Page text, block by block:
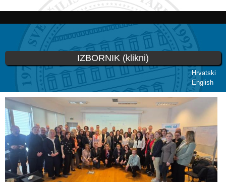
Skoči
glavni
sadržaj
Hrvatski
English
IZBORNIK (klikni)
Vi ste ovdje